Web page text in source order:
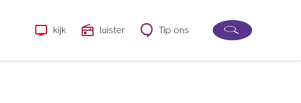
kijk luister Tip ons